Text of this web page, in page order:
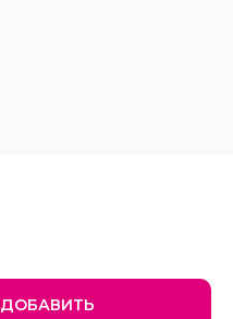
ДОБАВИТЬ